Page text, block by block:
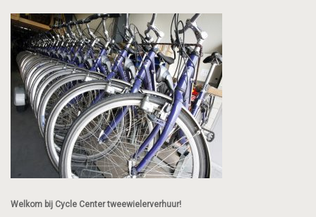
Welkom bij Cycle Center tweewielerverhuur!